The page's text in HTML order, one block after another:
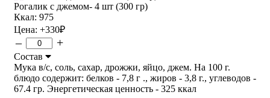
Рогалик с джемом- 4 шт (300 гр)
Ккал: 975
Цена: +330₽
– +
Состав
Мука в/с, соль, сахар, дрожжи, яйцо, джем. На 100 г.
блюдо содержит: белков - 7,8 г ., жиров - 3,8 г., углеводов -
67.4 гр. Энергетическая ценность - 325 ккал